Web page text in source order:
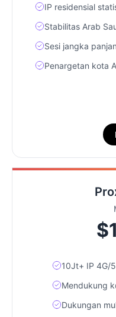
IP residensial
Stabilitas Arab
Sesi jangka
Penargetan kota
10Jt+ IP 4G/
Mendukung
Dukungan